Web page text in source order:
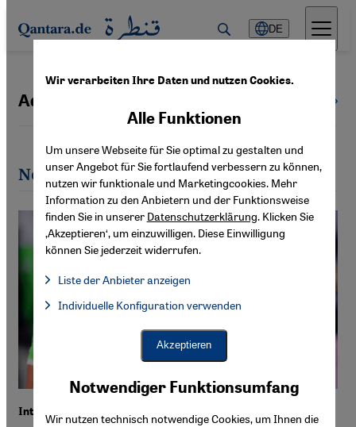
Direkt zum Inhalt springen
DE
Adil Chroat
Neueste Artikel von Adil Chroat
Interview mit Hafiz Deraji
Wir verarbeiten Ihre Daten und nutzen Cookies.
Notwendiger Funktionsumfang
Wir nutzen technisch notwendige Cookies, um Ihnen die
Alle Funktionen
Um unsere Webseite für Sie optimal zu gestalten und
unser Angebot für Sie fortlaufend verbessern zu können,
nutzen wir funktionale und Marketingcookies. Mehr
Information zu den Anbietern und der Funktionsweise
finden Sie in unserer Datenschutzerklärung. Klicken Sie
‚Akzeptieren‘, um einzuwilligen. Diese Einwilligung
können Sie jederzeit widerrufen.
Liste der Anbieter anzeigen
Facebook Embed / Facebook Connect, Google Maps Embed,
Facebook Embed / Facebook Connect
Google Maps Embed
Individuelle Konfiguration verwenden
Akzeptieren